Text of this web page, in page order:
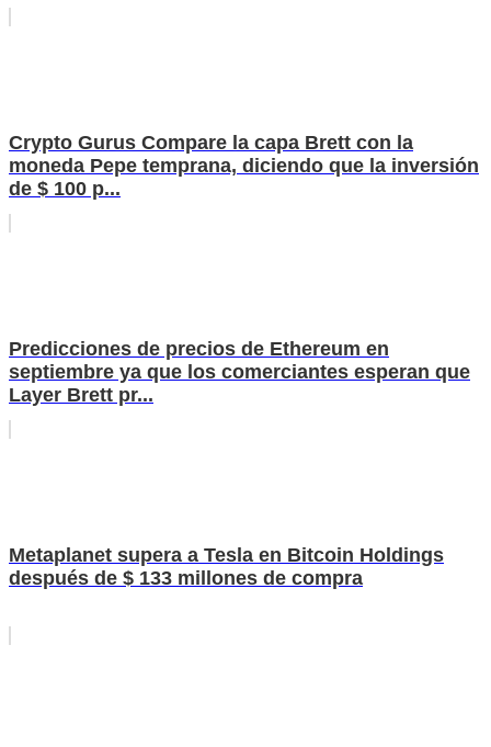
Crypto Gurus Compare la capa Brett con la
moneda Pepe temprana, diciendo que la inversión
de $ 100 p...
Predicciones de precios de Ethereum en
septiembre ya que los comerciantes esperan que
Layer Brett pr...
Metaplanet supera a Tesla en Bitcoin Holdings
después de $ 133 millones de compra